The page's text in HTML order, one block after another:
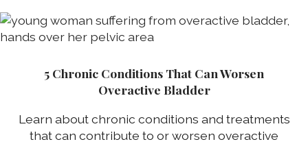
5 Chronic Conditions That Can Worsen
Overactive Bladder
Learn about chronic conditions and treatments
that can contribute to or worsen overactive